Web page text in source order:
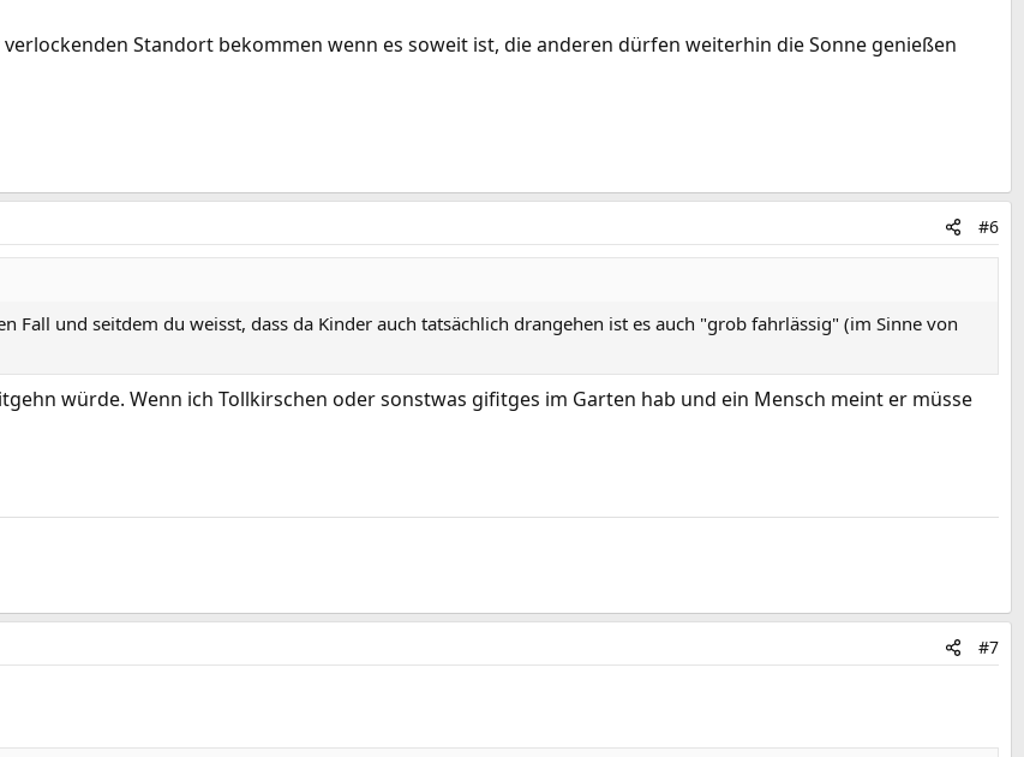
Standort bekommen wenn es soweit ist, die anderen dürfen weiterhin die Sonne genießen
#6
Fall und seitdem du weisst, dass da Kinder auch tatsächlich drangehen ist es auch "grob fahrlässig" (im Sinne von
würde. Wenn ich Tollkirschen oder sonstwas gifitges im Garten hab und ein Mensch meint er müsse
#7